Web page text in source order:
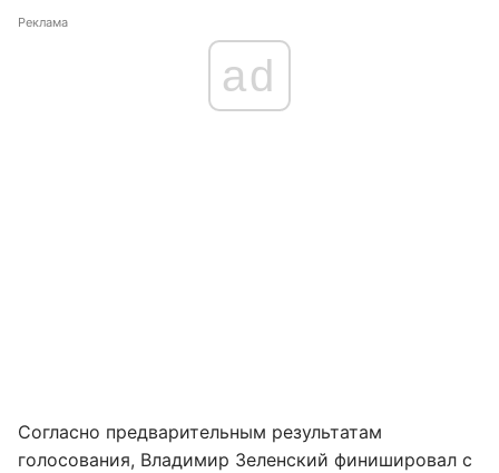
Реклама
ad
Согласно предварительным результатам
голосования, Владимир Зеленский финишировал с